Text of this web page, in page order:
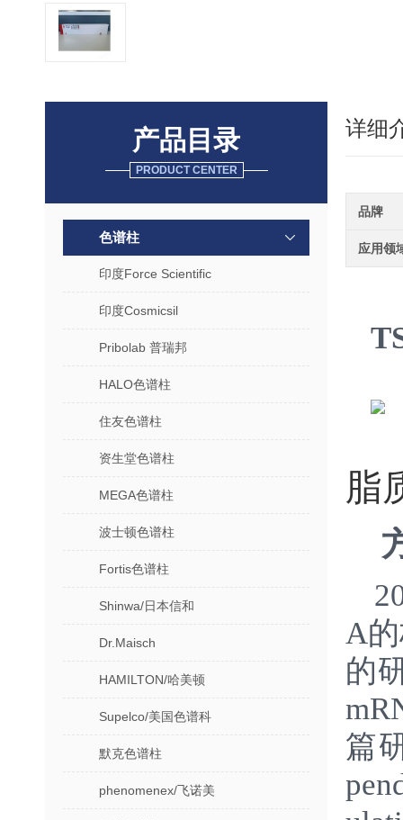
产品目录
PRODUCT CENTER
色谱柱
印度Force Scientific
印度Cosmicsil
Pribolab 普瑞邦
HALO色谱柱
住友色谱柱
资生堂色谱柱
MEGA色谱柱
波士顿色谱柱
Fortis色谱柱
Shinwa/日本信和
Dr.Maisch
HAMILTON/哈美顿
Supelco/美国色谱科
默克色谱柱
phenomenex/飞诺美
详细
品牌
应用领
脂
A
的
篇